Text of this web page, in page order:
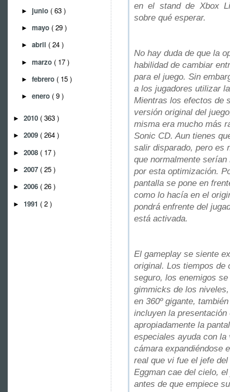
► junio ( 63 )
► mayo ( 29 )
► abril ( 24 )
► marzo ( 17 )
► febrero ( 15 )
► enero ( 9 )
► 2010 ( 363 )
► 2009 ( 264 )
► 2008 ( 17 )
► 2007 ( 25 )
► 2006 ( 26 )
► 1991 ( 2 )
en el stand de Xbox
sobre qué esperar.
No hay duda de que la
habilidad de cambiar
para el juego. Sin
a los jugadores utilizar
Mientras los efectos de
versión original del
misma era mucho más
Sonic CD. Aun tienes
salir disparado, pero es
que normalmente
por esta optimización.
pantalla se pone en
como lo hacía en el
pondrá enfrente del
está activada.
El gameplay se siente
original. Los tiempos de
seguro, los enemigos
gimmicks de los
en 360º gigante,
incluyen la presentación
apropiadamente la
especiales ayuda con
cámara expandiéndose
real que vi fue el jefe
Eggman cae del cielo,
antes de que empiece